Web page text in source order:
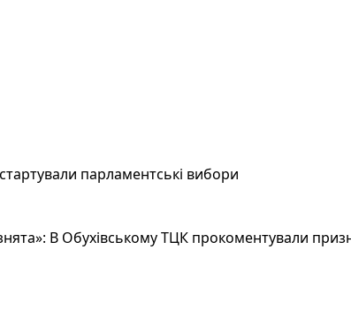
парламентські вибори
В Обухівському ТЦК прокоментували